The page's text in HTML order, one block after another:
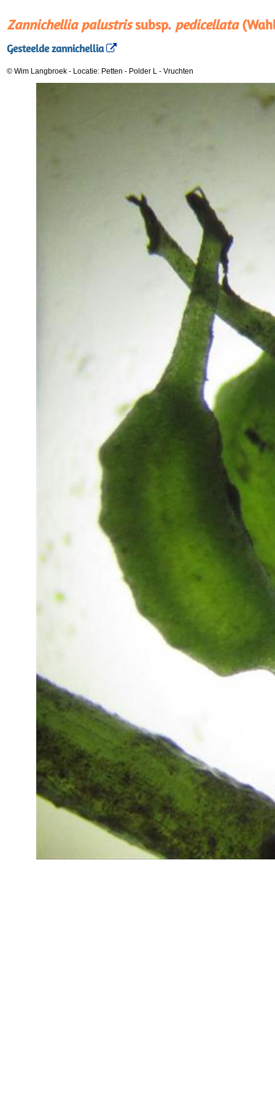
Zannichellia palustrissubsp. pedicellata
Gesteelde zannichellia
© Wim Langbroek - Locatie: Petten - Polder L - Vruchten